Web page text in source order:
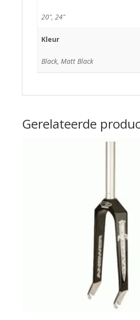
20", 24"
Kleur
Black, Matt Black
Gerelateerde